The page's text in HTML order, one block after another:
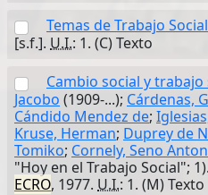
Temas de Trabajo Social
[s.f.]. U.I.: 1. (C) Texto
Cambio social y trabajo
Jacobo (1909-...); Cárdenas,
Cándido Mendez de;
Kruse, Herman; Duprey de
Tomiko; Cornely, Seno
"Hoy en el Trabajo Social";
ECRO, 1977. U.I.: 1. (M) Texto